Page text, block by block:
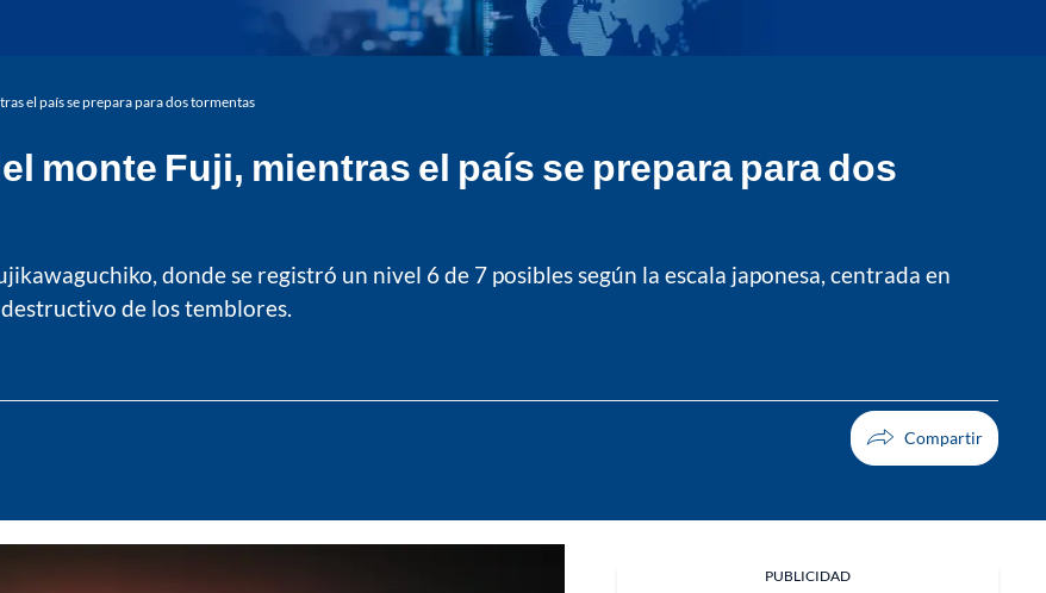
el país se prepara para dos tormentas
monte Fuji, mientras el país se prepara para dos
donde se registró un nivel 6 de 7 posibles según la escala japonesa, centrada en
de los temblores.
PUBLICIDAD